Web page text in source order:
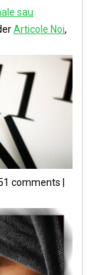
sau
Articole Noi,
comments